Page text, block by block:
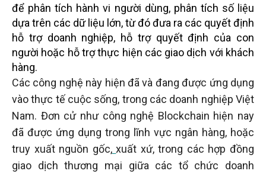
để phân tích hành vi người dùng, phân tích số liệu
dựa trên các dữ liệu lớn, từ đó đưa ra các quyết định
hỗ trợ doanh nghiệp, hỗ trợ quyết định của con
người hoặc hỗ trợ thực hiện các giao dịch với khách
hàng.
Các công nghệ này hiện đã và đang được ứng dụng
vào thực tế cuộc sống, trong các doanh nghiệp Việt
Nam. Đơn cử như công nghệ Blockchain hiện nay
đã được ứng dụng trong lĩnh vực ngân hàng, hoặc
truy xuất nguồn gốc, xuất xứ, trong các hợp đồng
giao dịch thương mại giữa các tổ chức doanh